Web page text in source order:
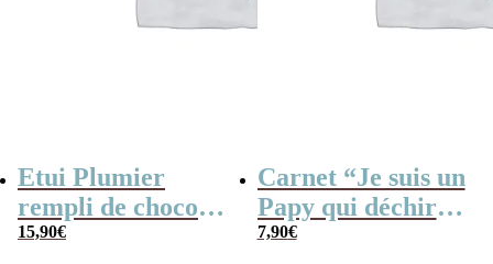
Etui Plumier
rempli de chocolat
(225 gr) “Mon
15,90€
Carnet “Je suis un
Papy qui déchire”
– cadeau
7,90€